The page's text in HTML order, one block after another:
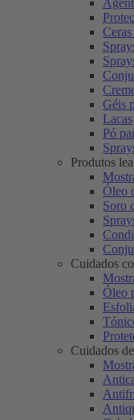
Géis
Lacas
Pó
Produtos
Óleo
Soro
Cuidados
Óleo
Cuidados